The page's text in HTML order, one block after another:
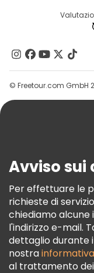
Programma Di
Destinazioni
Contattaci
Gruppi
Aiuto
Termini E
Informativa Sui
Freetour Premi
Programma Di
© Freetour.com GmbH
Avviso sui
Per effettuare le
richieste di
chiediamo alcune
l'indirizzo e-mail.
dettaglio durante
nostra
al trattamento